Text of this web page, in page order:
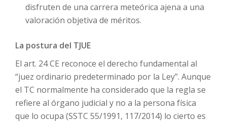
disfruten de una carrera meteórica ajena a una
valoración objetiva de méritos.
La postura del TJUE
El art. 24 CE reconoce el derecho fundamental al
“juez ordinario predeterminado por la Ley”. Aunque
el TC normalmente ha considerado que la regla se
refiere al órgano judicial y no a la persona física
que lo ocupa (SSTC 55/1991, 117/2014) lo cierto es